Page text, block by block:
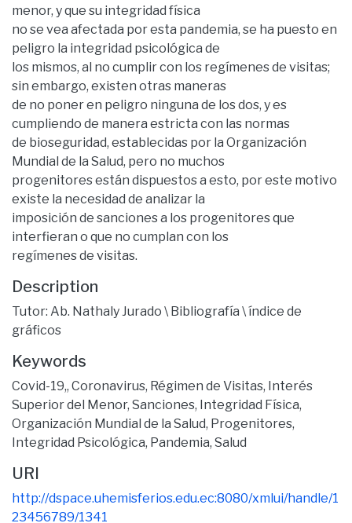
menor, y que su integridad física
no se vea afectada por esta pandemia, se ha puesto en
peligro la integridad psicológica de
los mismos, al no cumplir con los regímenes de visitas;
sin embargo, existen otras maneras
de no poner en peligro ninguna de los dos, y es
cumpliendo de manera estricta con las normas
de bioseguridad, establecidas por la Organización
Mundial de la Salud, pero no muchos
progenitores están dispuestos a esto, por este motivo
existe la necesidad de analizar la
imposición de sanciones a los progenitores que
interfieran o que no cumplan con los
regímenes de visitas.
Description
Tutor: Ab. Nathaly Jurado \ Bibliografía \ índice de
gráficos
Keywords
Covid-19,, Coronavirus, Régimen de Visitas, Interés
Superior del Menor, Sanciones, Integridad Física,
Organización Mundial de la Salud, Progenitores,
Integridad Psicológica, Pandemia, Salud
URI
http://dspace.uhemisferios.edu.ec:8080/xmlui/handle/1
23456789/1341